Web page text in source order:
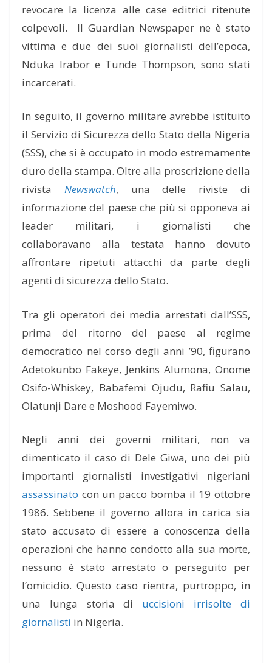
revocare la licenza alle case editrici ritenute
colpevoli. Il Guardian Newspaper ne è stato
vittima e due dei suoi giornalisti dell’epoca,
Nduka Irabor e Tunde Thompson, sono stati
incarcerati.
In seguito, il governo militare avrebbe istituito
il Servizio di Sicurezza dello Stato della Nigeria
(SSS), che si è occupato in modo estremamente
duro della stampa. Oltre alla proscrizione della
rivista Newswatch, una delle riviste di
informazione del paese che più si opponeva ai
leader militari, i giornalisti che
collaboravano alla testata hanno dovuto
affrontare ripetuti attacchi da parte degli
agenti di sicurezza dello Stato.
Tra gli operatori dei media arrestati dall’SSS,
prima del ritorno del paese al regime
democratico nel corso degli anni ’90, figurano
Adetokunbo Fakeye, Jenkins Alumona, Onome
Osifo-Whiskey, Babafemi Ojudu, Rafiu Salau,
Olatunji Dare e Moshood Fayemiwo.
Negli anni dei governi militari, non va
dimenticato il caso di Dele Giwa, uno dei più
importanti giornalisti investigativi nigeriani
assassinato con un pacco bomba il 19 ottobre
1986. Sebbene il governo allora in carica sia
stato accusato di essere a conoscenza della
operazioni che hanno condotto alla sua morte,
nessuno è stato arrestato o perseguito per
l’omicidio. Questo caso rientra, purtroppo, in
una lunga storia di uccisioni irrisolte di
giornalisti in Nigeria.